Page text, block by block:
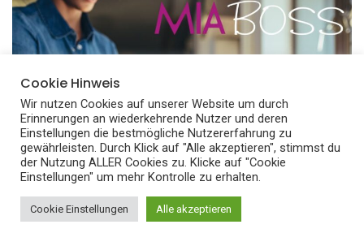
Cookie Hinweis
Wir nutzen Cookies auf unserer Website um durch
Erinnerungen an wiederkehrende Nutzer und deren
Einstellungen die bestmögliche Nutzererfahrung zu
gewährleisten. Durch Klick auf "Alle akzeptieren", stimmst du
der Nutzung ALLER Cookies zu. Klicke auf "Cookie
Einstellungen" um mehr Kontrolle zu erhalten.
Cookie Einstellungen Alle akzeptieren